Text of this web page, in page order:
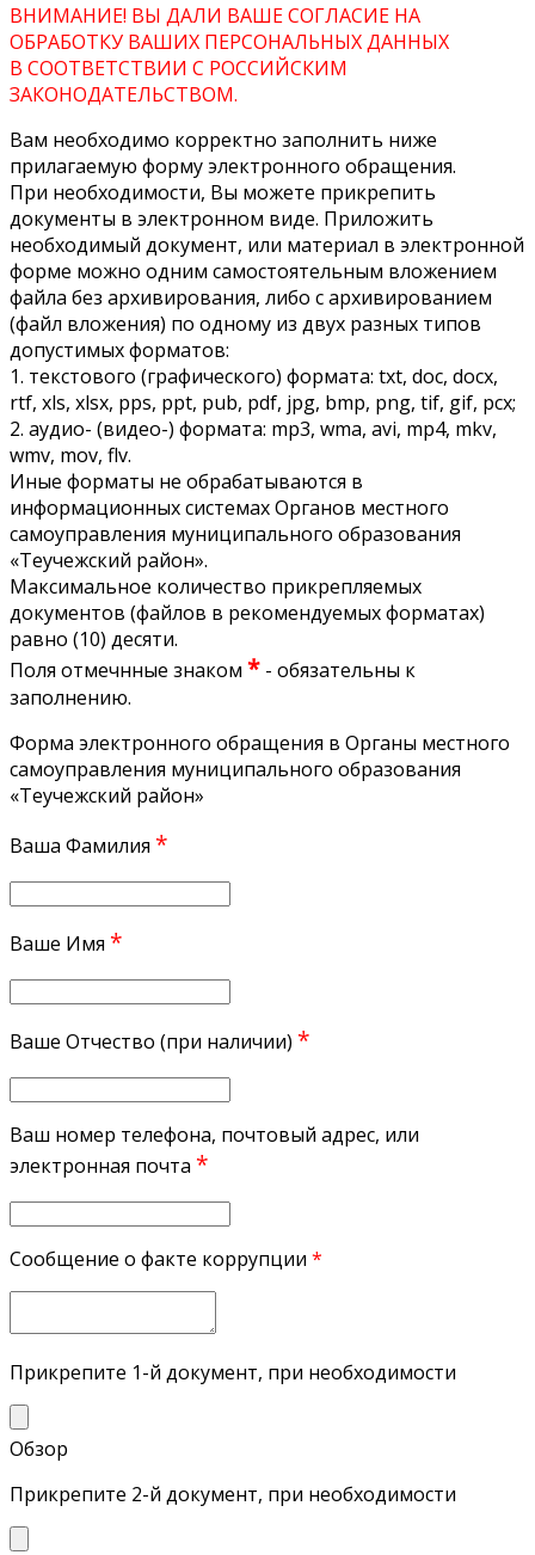
ВНИМАНИЕ! ВЫ ДАЛИ ВАШЕ СОГЛАСИЕ НА
ОБРАБОТКУ ВАШИХ ПЕРСОНАЛЬНЫХ ДАННЫХ
В СООТВЕТСТВИИ С РОССИЙСКИМ
ЗАКОНОДАТЕЛЬСТВОМ.
Вам необходимо корректно заполнить ниже
прилагаемую форму электронного обращения.
При необходимости, Вы можете прикрепить
документы в электронном виде. Приложить
необходимый документ, или материал в электронной
форме можно одним самостоятельным вложением
файла без архивирования, либо с архивированием
(файл вложения) по одному из двух разных типов
допустимых форматов:
1. текстового (графического) формата: txt, doc, docx,
rtf, xls, xlsx, pps, ppt, pub, pdf, jpg, bmp, png, tif, gif, pcx;
2. аудио- (видео-) формата: mp3, wma, avi, mp4, mkv,
wmv, mov, flv.
Иные форматы не обрабатываются в
информационных системах Органов местного
самоуправления муниципального образования
«Теучежский район».
Максимальное количество прикрепляемых
документов (файлов в рекомендуемых форматах)
равно (10) десяти.
Поля отмечнные знаком * - обязательны к
заполнению.
Форма электронного обращения в Органы местного
самоуправления муниципального образования
«Теучежский район»
Ваша Фамилия *
Ваше Имя *
Ваше Отчество (при наличии) *
Ваш номер телефона, почтовый адрес, или
электронная почта *
Сообщение о факте коррупции *
Прикрепите 1-й документ, при необходимости
Обзор
Прикрепите 2-й документ, при необходимости